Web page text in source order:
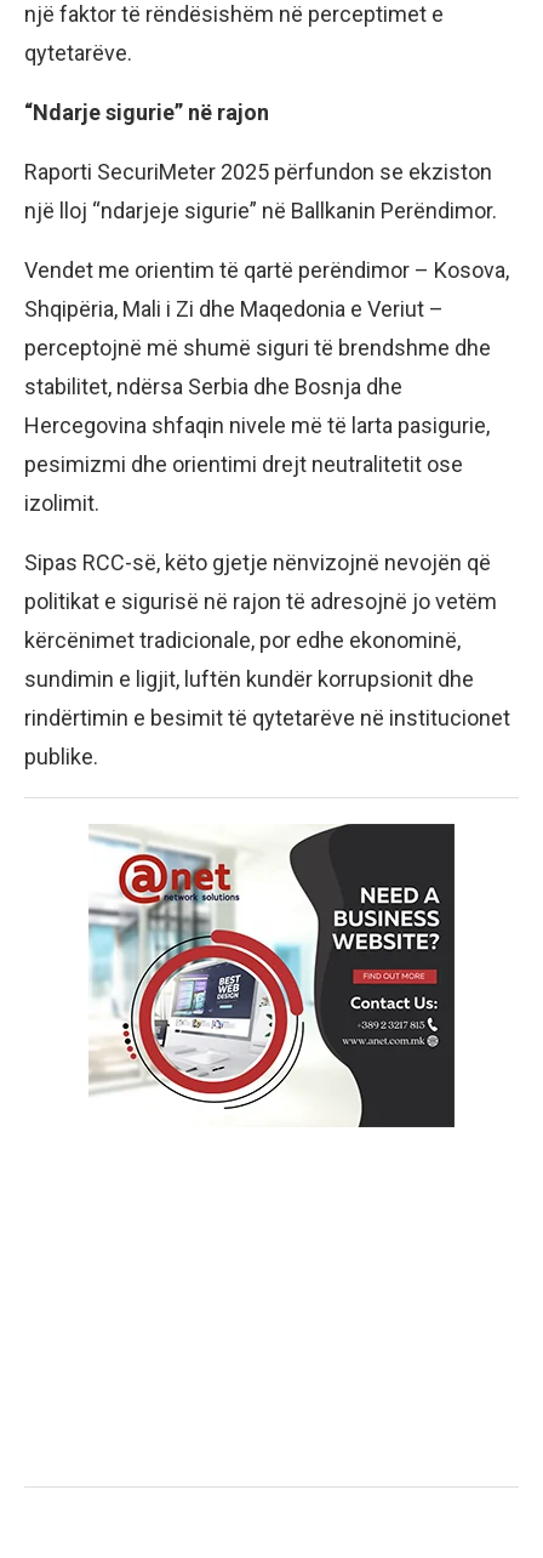
një faktor të rëndësishëm në perceptimet e
qytetarëve.
“Ndarje sigurie” në rajon
Raporti SecuriMeter 2025 përfundon se ekziston
një lloj “ndarjeje sigurie” në Ballkanin Perëndimor.
Vendet me orientim të qartë perëndimor – Kosova,
Shqipëria, Mali i Zi dhe Maqedonia e Veriut –
perceptojnë më shumë siguri të brendshme dhe
stabilitet, ndërsa Serbia dhe Bosnja dhe
Hercegovina shfaqin nivele më të larta pasigurie,
pesimizmi dhe orientimi drejt neutralitetit ose
izolimit.
Sipas RCC-së, këto gjetje nënvizojnë nevojën që
politikat e sigurisë në rajon të adresojnë jo vetëm
kërcënimet tradicionale, por edhe ekonominë,
sundimin e ligjit, luftën kundër korrupsionit dhe
rindërtimin e besimit të qytetarëve në institucionet
publike.